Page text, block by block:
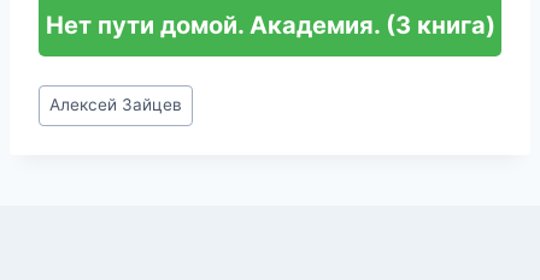
Нет пути домой. Академия. (3 книга)
Метки
записи:
Алексей Зайцев